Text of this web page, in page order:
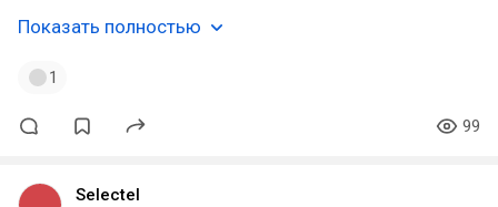
Показать полностью
1
99
Selectel